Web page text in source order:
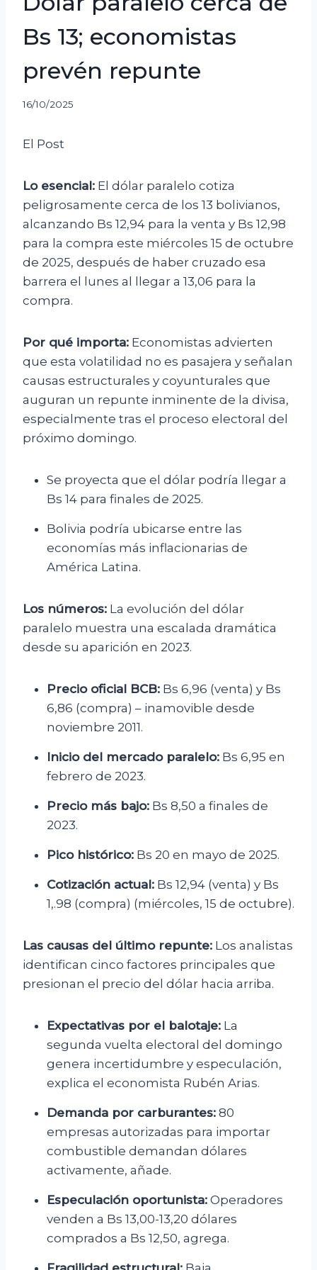
Bs 13; economistas
prevén repunte
16/10/2025
El Post
Lo esencial: El dólar paralelo cotiza
peligrosamente cerca de los 13 bolivianos,
alcanzando Bs 12,94 para la venta y Bs 12,98
para la compra este miércoles 15 de octubre
de 2025, después de haber cruzado esa
barrera el lunes al llegar a 13,06 para la
compra.
Por qué importa: Economistas advierten
que esta volatilidad no es pasajera y señalan
causas estructurales y coyunturales que
auguran un repunte inminente de la divisa,
especialmente tras el proceso electoral del
próximo domingo.
Se proyecta que el dólar podría llegar a
Bs 14 para finales de 2025.
Bolivia podría ubicarse entre las
economías más inflacionarias de
América Latina.
Los números: La evolución del dólar
paralelo muestra una escalada dramática
desde su aparición en 2023.
Precio oficial BCB: Bs 6,96 (venta) y Bs
6,86 (compra) – inamovible desde
noviembre 2011.
Inicio del mercado paralelo: Bs 6,95 en
febrero de 2023.
Precio más bajo: Bs 8,50 a finales de
2023.
Pico histórico: Bs 20 en mayo de 2025.
Cotización actual: Bs 12,94 (venta) y Bs
1,.98 (compra) (miércoles, 15 de octubre).
Las causas del último repunte: Los analistas
identifican cinco factores principales que
presionan el precio del dólar hacia arriba.
Expectativas por el balotaje: La
segunda vuelta electoral del domingo
genera incertidumbre y especulación,
explica el economista Rubén Arias.
Demanda por carburantes: 80
empresas autorizadas para importar
combustible demandan dólares
activamente, añade.
Especulación oportunista: Operadores
venden a Bs 13,00-13,20 dólares
comprados a Bs 12,50, agrega.